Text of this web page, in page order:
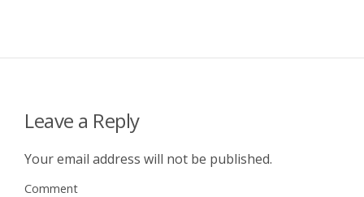
Leave a Reply
Your email address will not be published.
Comment